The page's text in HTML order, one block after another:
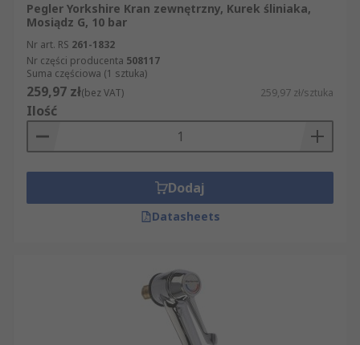
Pegler Yorkshire Kran zewnętrzny, Kurek śliniaka,
Mosiądz G, 10 bar
Nr art. RS 261-1832
Nr części producenta 508117
Suma częściowa (1 sztuka)
259,97 zł(bez VAT) 259,97 zł/sztuka
Ilość
Dodaj
Datasheets